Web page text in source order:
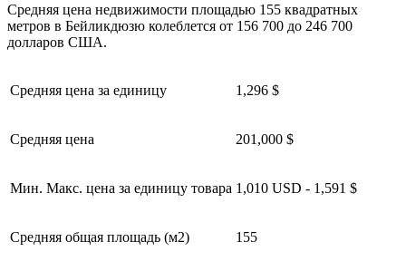
Средняя цена недвижимости площадью 155 квадратных
метров в Бейликдюзю колеблется от 156 700 до 246 700
долларов США.
Средняя цена за единицу 1,296 $
Средняя цена 201,000 $
Мин. Макс. цена за единицу товара 1,010 USD - 1,591 $
Средняя общая площадь (м2) 155